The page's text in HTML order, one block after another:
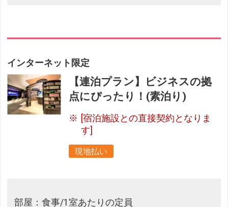
インターネット限定
【連泊プラン】ビジネスの拠
点にぴったり！(素泊り)
[宿泊施設との直接契約となりま
す]
現地払い
部屋：食事/1室あたりの定員